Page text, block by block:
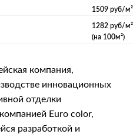
1509 руб/м²
1282 руб/м²
(на 100м²)
компания,
инновационных
отделки
Euro color,
разработкой и